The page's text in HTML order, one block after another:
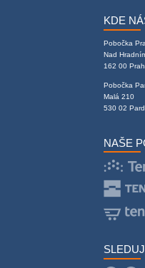
KDE
Pobočka
Nad
162 00
Pobočka
Malá 210
530 02
NAŠE